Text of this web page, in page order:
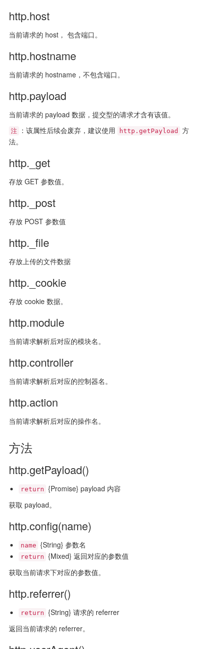
http.host
当前请求的 host， 包含端口。
http.hostname
当前请求的 hostname，不包含端口。
http.payload
当前请求的 payload 数据，提交型的请求才含有该值。
注 ：该属性后续会废弃，建议使用 http.getPayload
方
法。
http._get
存放 GET 参数值。
http._post
存放 POST 参数值
http._file
存放上传的文件数据
http._cookie
存放 cookie 数据。
http.module
当前请求解析后对应的模块名。
http.controller
当前请求解析后对应的控制器名。
http.action
当前请求解析后对应的操作名。
方法
http.getPayload()
return {Promise} payload 内容
获取 payload。
http.config(name)
name {String} 参数名
return {Mixed} 返回对应的参数值
获取当前请求下对应的参数值。
http.referrer()
return {String} 请求的 referrer
返回当前请求的 referrer。